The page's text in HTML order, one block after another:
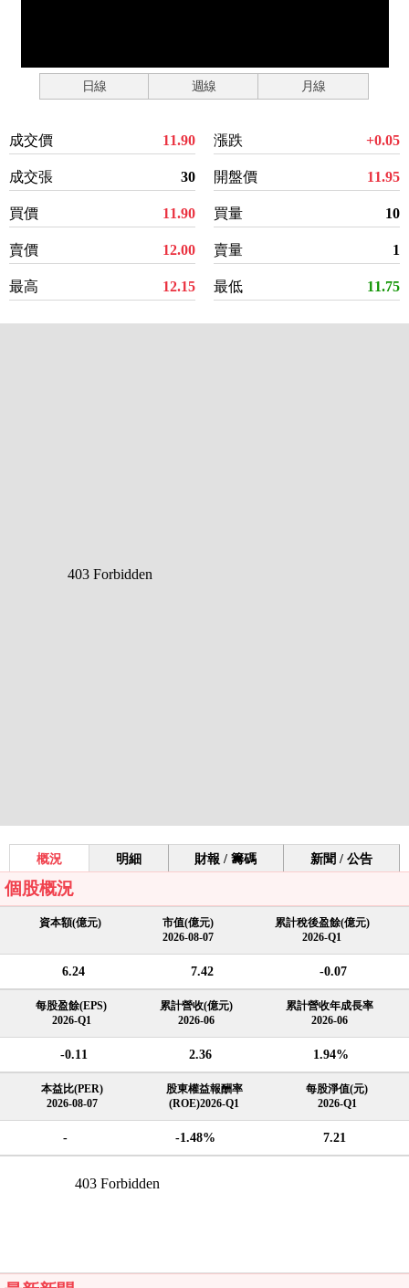
日線 週線 月線
成交價 11.90
成交張 30
買價 11.90
賣價 12.00
最高 12.15
漲跌 +0.05
開盤價 11.95
買量 10
賣量 1
最低 11.75
概況 明細 財報 / 籌碼 新聞 / 公告
個股概況
資本額(億元)
市值(億元)
2026-08-07
累計稅後盈餘(億元)
2026-Q1
6.24 7.42 -0.07
每股盈餘(EPS)
2026-Q1
累計營收(億元)
2026-06
累計營收年成長率
2026-06
-0.11 2.36 1.94%
本益比(PER)
2026-08-07
股東權益報酬率
(ROE)2026-Q1
每股淨值(元)
2026-Q1
- -1.48% 7.21